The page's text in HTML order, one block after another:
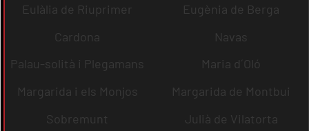
Eulàlia de Riuprimer
Eugènia de Berga
Cardona
Navas
Palau-solità i Plegamans
Maria d´Oló
Margarida i els Monjos
Margarida de Montbui
Sobremunt
Julià de Vilatorta